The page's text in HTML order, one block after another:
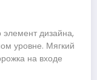
дизайна,
уровне. Мягкий
на входе